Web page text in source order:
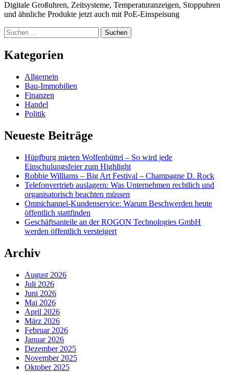
Digitale Großuhren, Zeitsysteme, Temperaturanzeigen, Stoppuhren
und ähnliche Produkte jetzt auch mit PoE-Einspeisung
Suchen
nach:
Kategorien
Allgemein
Bau-Immobilien
Finanzen
Handel
Politik
Neueste Beiträge
Hüpfburg mieten Wolfenbüttel – So wird jede
Einschulungsfeier zum Highlight
Robbie Williams – Big Art Festival – Champagne D. Rock
Telefonvertrieb auslagern: Was Unternehmen rechtlich und
organisatorisch beachten müssen
Omnichannel-Kundenservice: Warum Beschwerden heute
öffentlich stattfinden
Geschäftsanteile an der ROGON Technologies GmbH
werden öffentlich versteigert
Archiv
August 2026
Juli 2026
Juni 2026
Mai 2026
April 2026
März 2026
Februar 2026
Januar 2026
Dezember 2025
November 2025
Oktober 2025